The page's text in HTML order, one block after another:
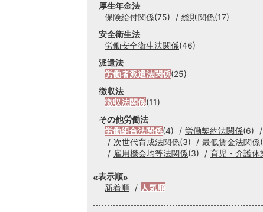
厚生年金法
保険給付関係(75) 総則関係(17)
安全衛生法
労働安全衛生法関係(46)
派遣法
労働者派遣法関係(25)
徴収法
徴収法関係(11)
その他労働法
労働組合法関係(4) 労働契約法関係(6)
次世代育成法関係(3) 最低賃金法関係
雇用機会均等法関係(3) 育児・介護休
表示順
新着順
人気順